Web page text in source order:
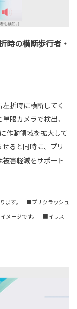
時の横断歩行者・
折時に横断してく
眼カメラで検出。
作動領域を拡大して
ると同時に、プリ
害軽減をサポート
ります。 ■プリクラッシュ
メージです。 ■イラス